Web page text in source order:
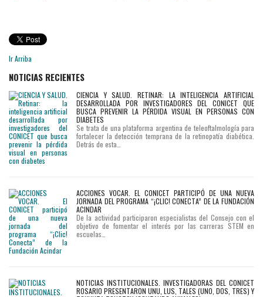
Ir Arriba
NOTICIAS RECIENTES
CIENCIA Y SALUD. RETINAR: LA INTELIGENCIA ARTIFICIAL
DESARROLLADA POR INVESTIGADORES DEL CONICET QUE
BUSCA PREVENIR LA PÉRDIDA VISUAL EN PERSONAS CON
DIABETES
Se trata de una plataforma argentina de teleoftalmología para
fortalecer la detección temprana de la retinopatía diabética.
Detrás de esta…
ACCIONES VOCAR. EL CONICET PARTICIPÓ DE UNA NUEVA
JORNADA DEL PROGRAMA “¡CLIC! CONECTA” DE LA FUNDACIÓN
ACINDAR
De la actividad participaron especialistas del Consejo con el
objetivo de fomentar el interés por las carreras STEM en
escuelas…
NOTICIAS INSTITUCIONALES. INVESTIGADORAS DEL CONICET
ROSARIO PRESENTARON UNU, LUS, TALES (UNO, DOS, TRES) Y